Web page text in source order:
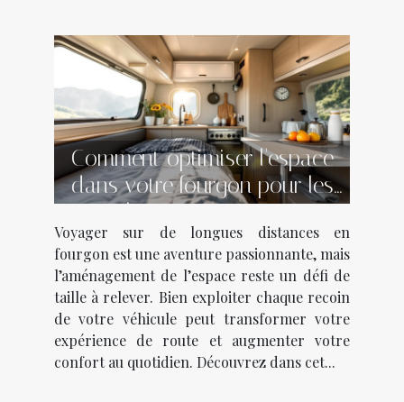
Comment optimiser l'espace
dans votre fourgon pour les
longs voyages ?
Voyager sur de longues distances en
fourgon est une aventure passionnante, mais
l’aménagement de l’espace reste un défi de
taille à relever. Bien exploiter chaque recoin
de votre véhicule peut transformer votre
expérience de route et augmenter votre
confort au quotidien. Découvrez dans cet...